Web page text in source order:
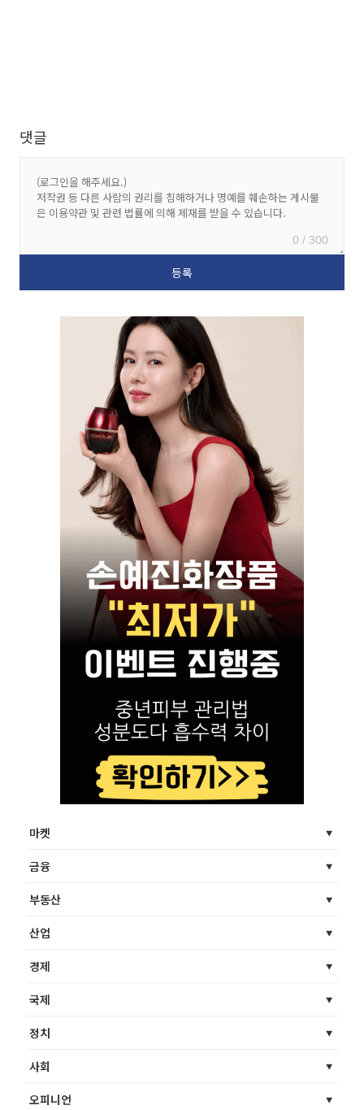
댓글
0 / 300
마켓
금융
부동산
산업
경제
국제
정치
사회
오피니언